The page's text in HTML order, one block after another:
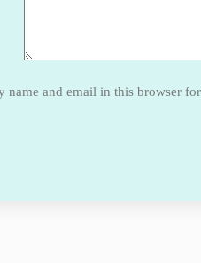
name and email in this browser